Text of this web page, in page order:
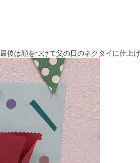
は顔をつけて父の日のネクタイに仕上げ